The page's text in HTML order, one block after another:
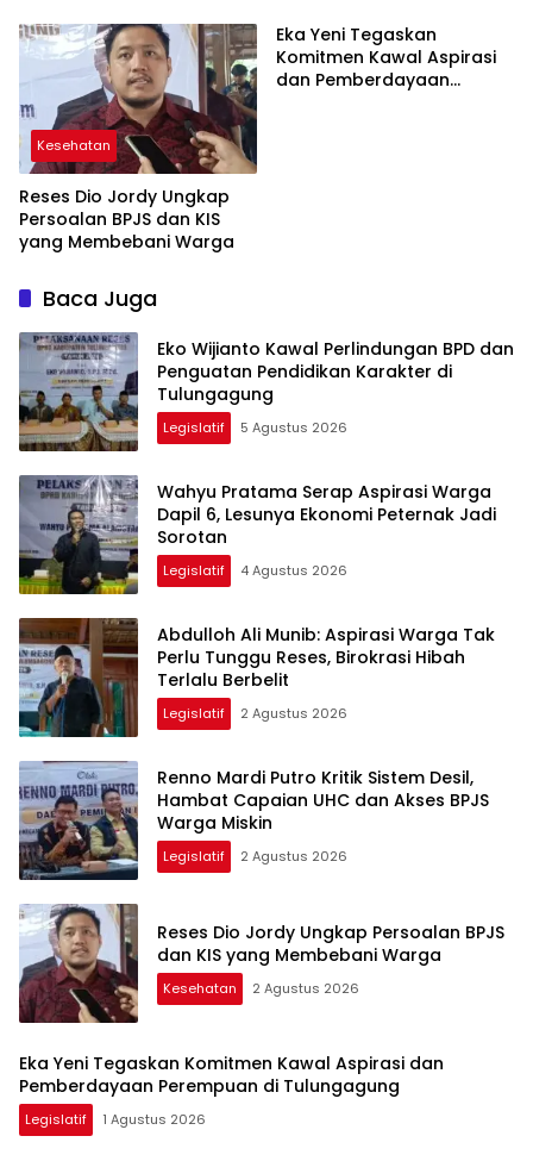
Kesehatan
Reses Dio Jordy Ungkap
Persoalan BPJS dan KIS
yang Membebani Warga
Eka Yeni Tegaskan
Komitmen Kawal Aspirasi
dan Pemberdayaan
Baca Juga
Eko Wijianto Kawal Perlindungan BPD dan
Penguatan Pendidikan Karakter di
Tulungagung
Legislatif 5 Agustus 2026
Wahyu Pratama Serap Aspirasi Warga
Dapil 6, Lesunya Ekonomi Peternak Jadi
Sorotan
Legislatif 4 Agustus 2026
Abdulloh Ali Munib: Aspirasi Warga Tak
Perlu Tunggu Reses, Birokrasi Hibah
Terlalu Berbelit
Legislatif 2 Agustus 2026
Renno Mardi Putro Kritik Sistem Desil,
Hambat Capaian UHC dan Akses BPJS
Warga Miskin
Legislatif 2 Agustus 2026
Reses Dio Jordy Ungkap Persoalan BPJS
dan KIS yang Membebani Warga
Kesehatan 2 Agustus 2026
Eka Yeni Tegaskan Komitmen Kawal Aspirasi dan
Pemberdayaan Perempuan di Tulungagung
Legislatif 1 Agustus 2026